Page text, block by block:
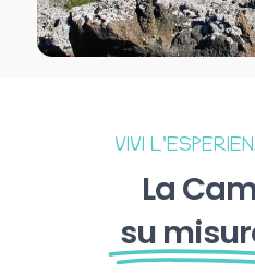
VIVI
La
su